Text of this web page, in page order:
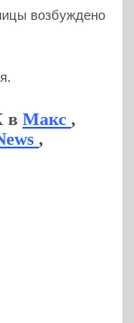
возбуждено
вМакс,
,